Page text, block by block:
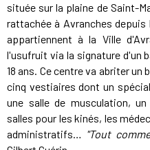
située sur la plaine de Saint-
rattachée à Avranches depuis
appartiennent à la Ville
l'usufruit via la signature d'un
18 ans. Ce centre va abriter un
cinq vestiaires dont un
une salle de musculation,
salles pour les kinés, les
administratifs… "Tout